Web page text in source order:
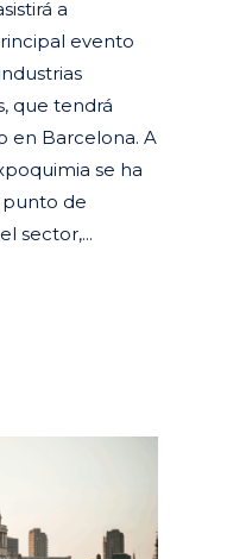
a
evento
que tendrá
en Barcelona. A
se ha
de
sector,...